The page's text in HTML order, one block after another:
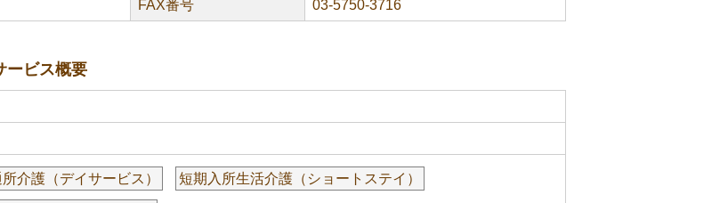
FAX番号 03-5750-3716
ービス概要
介護（デイサービス） 短期入所生活介護（ショートステイ）